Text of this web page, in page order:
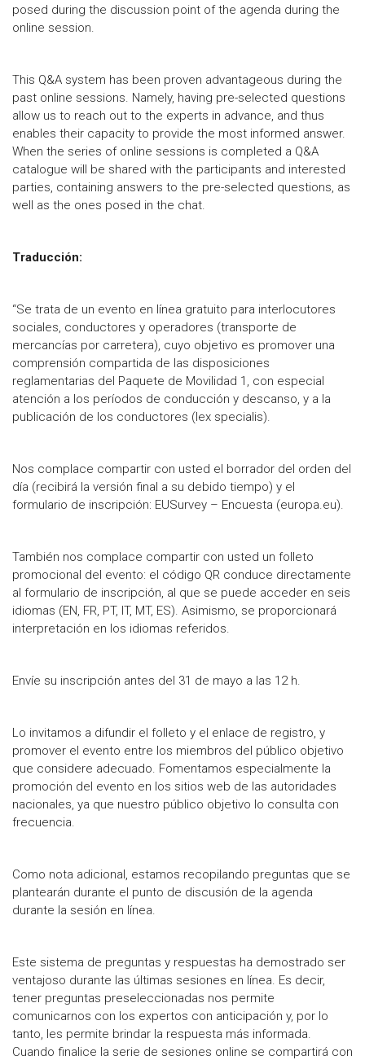
posed during the discussion point of the agenda during the
online session.
This Q&A system has been proven advantageous during the
past online sessions. Namely, having pre-selected questions
allow us to reach out to the experts in advance, and thus
enables their capacity to provide the most informed answer.
When the series of online sessions is completed a Q&A
catalogue will be shared with the participants and interested
parties, containing answers to the pre-selected questions, as
well as the ones posed in the chat.
Traducción:
“Se trata de un evento en línea gratuito para interlocutores
sociales, conductores y operadores (transporte de
mercancías por carretera), cuyo objetivo es promover una
comprensión compartida de las disposiciones
reglamentarias del Paquete de Movilidad 1, con especial
atención a los períodos de conducción y descanso, y a la
publicación de los conductores (lex specialis).
Nos complace compartir con usted el borrador del orden del
día (recibirá la versión final a su debido tiempo) y el
formulario de inscripción: EUSurvey – Encuesta (europa.eu).
También nos complace compartir con usted un folleto
promocional del evento: el código QR conduce directamente
al formulario de inscripción, al que se puede acceder en seis
idiomas (EN, FR, PT, IT, MT, ES). Asimismo, se proporcionará
interpretación en los idiomas referidos.
Envíe su inscripción antes del 31 de mayo a las 12 h.
Lo invitamos a difundir el folleto y el enlace de registro, y
promover el evento entre los miembros del público objetivo
que considere adecuado. Fomentamos especialmente la
promoción del evento en los sitios web de las autoridades
nacionales, ya que nuestro público objetivo lo consulta con
frecuencia.
Como nota adicional, estamos recopilando preguntas que se
plantearán durante el punto de discusión de la agenda
durante la sesión en línea.
Este sistema de preguntas y respuestas ha demostrado ser
ventajoso durante las últimas sesiones en línea. Es decir,
tener preguntas preseleccionadas nos permite
comunicarnos con los expertos con anticipación y, por lo
tanto, les permite brindar la respuesta más informada.
Cuando finalice la serie de sesiones online se compartirá con